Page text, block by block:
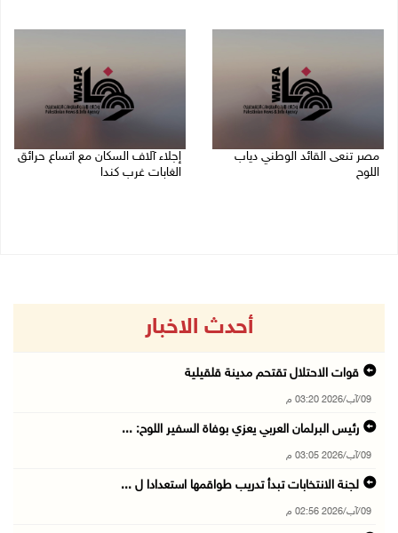
مصر تنعى القائد الوطني دياب
اللوح
إجلاء آلاف السكان مع اتساع حرائق
الغابات غرب كندا
أحدث الاخبار
قوات الاحتلال تقتحم مدينة قلقيلية
09/آب/2026 03:20 م
رئيس البرلمان العربي يعزي بوفاة السفير اللوح: ...
09/آب/2026 03:05 م
لجنة الانتخابات تبدأ تدريب طواقمها استعدادا ل ...
09/آب/2026 02:56 م